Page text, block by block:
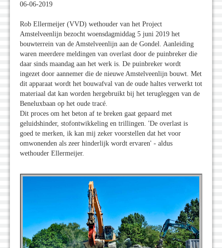
06-06-2019
Rob Ellermeijer (VVD) wethouder van het Project
Amstelveenlijn bezocht woensdagmiddag 5 juni 2019 het
bouwterrein van de Amstelveenlijn aan de Gondel. Aanleiding
waren meerdere meldingen van overlast door de puinbreker die
daar sinds maandag aan het werk is. De puinbreker wordt
ingezet door aannemer die de nieuwe Amstelveenlijn bouwt. Met
dit apparaat wordt het bouwafval van de oude haltes verwerkt tot
materiaal dat kan worden hergebruikt bij het terugleggen van de
Beneluxbaan op het oude tracé.
Dit proces om het beton af te breken gaat gepaard met
geluidshinder, stofontwikkeling en trillingen. 'De overlast is
goed te merken, ik kan mij zeker voorstellen dat het voor
omwonenden als zeer hinderlijk wordt ervaren' - aldus
wethouder Ellermeijer.